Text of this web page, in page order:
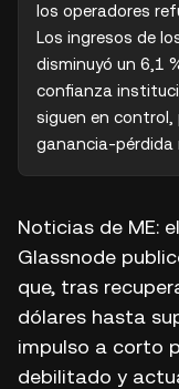
los operadores
Los ingresos de
disminuyó un 6,1
confianza
siguen en control,
ganancia-pérdida
Noticias de ME:
Glassnode
que, tras
dólares hasta
impulso a corto
debilitado y